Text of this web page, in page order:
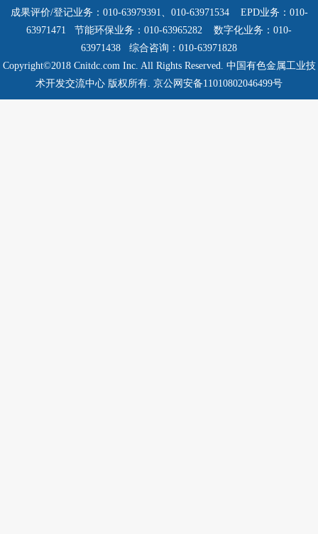
成果评价/登记业务：010-63979391、010-63971534
EPD业务：010-
63971471 节能环保业务：010-63965282
数字化业务：010-
63971438 综合咨询：010-63971828
Copyright©2018 Cnitdc.com Inc. All Rights Reserved. 中国有色金属工业技
术开发交流中心 版权所有. 京公网安备11010802046499号